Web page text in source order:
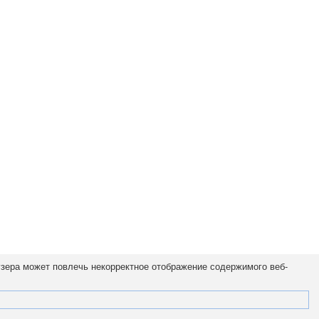
может повлечь некорректное отображение содержимого веб-